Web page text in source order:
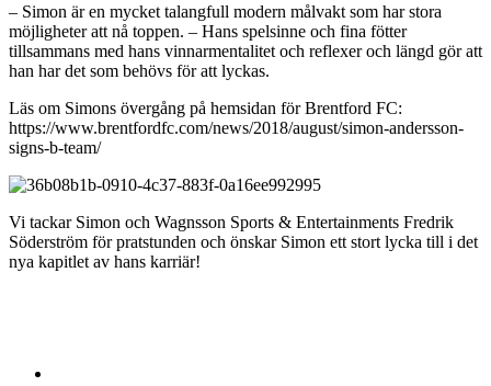
– Simon är en mycket talangfull modern målvakt som har stora
möjligheter att nå toppen. – Hans spelsinne och fina fötter
tillsammans med hans vinnarmentalitet och reflexer och längd gör att
han har det som behövs för att lyckas.
Läs om Simons övergång på hemsidan för Brentford FC:
https://www.brentfordfc.com/news/2018/august/simon-andersson-
signs-b-team/
Vi tackar Simon och Wagnsson Sports & Entertainments Fredrik
Söderström för pratstunden och önskar Simon ett stort lycka till i det
nya kapitlet av hans karriär!